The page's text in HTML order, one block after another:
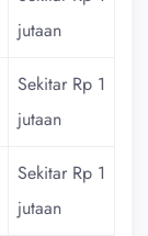
jutaan
Sekitar Rp 1
jutaan
Sekitar Rp 1
jutaan